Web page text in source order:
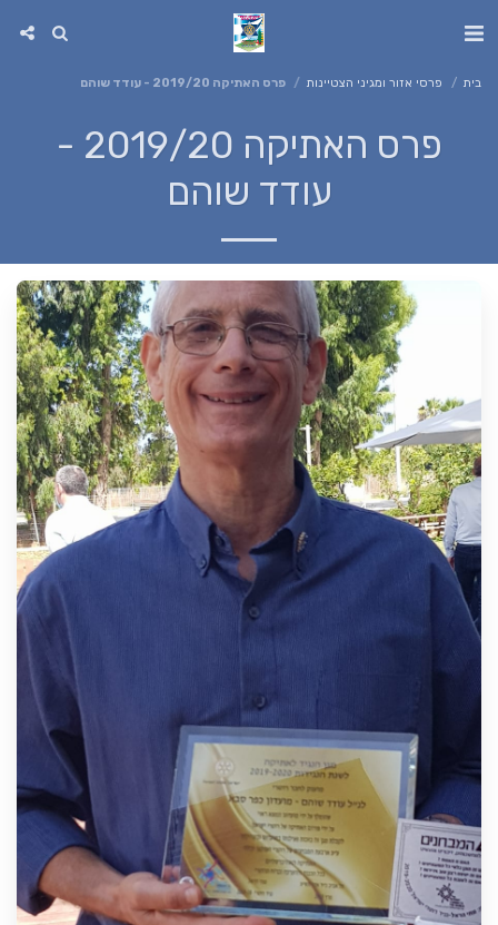
בית פרסי אזור ומגיני הצטיינות פרס האתיקה 2019/20 - עודד שוהם
פרס האתיקה 2019/20 -
עודד שוהם